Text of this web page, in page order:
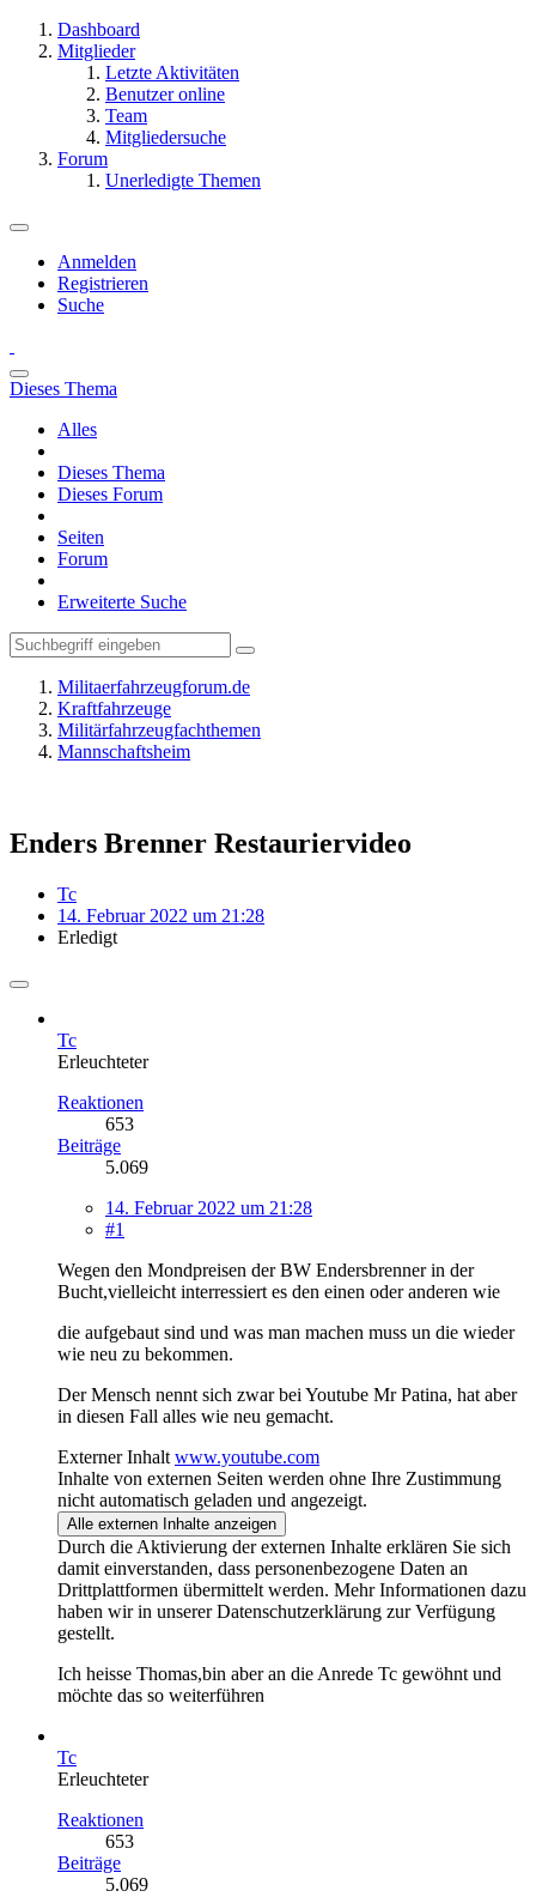
Dashboard
Mitglieder
Letzte Aktivitäten
Benutzer online
Team
Mitgliedersuche
Forum
Unerledigte Themen
Anmelden
Registrieren
Suche
Dieses Thema
Alles
Dieses Thema
Dieses Forum
Seiten
Forum
Erweiterte Suche
Militaerfahrzeugforum.de
Kraftfahrzeuge
Militärfahrzeugfachthemen
Mannschaftsheim
Enders Brenner Restauriervideo
Tc
14. Februar 2022 um 21:28
Erledigt
Tc
Erleuchteter
Reaktionen
653
Beiträge
5.069
14. Februar 2022 um 21:28
#1
Wegen den Mondpreisen der BW Endersbrenner in der
Bucht,vielleicht interressiert es den einen oder anderen wie
die aufgebaut sind und was man machen muss un die wieder
wie neu zu bekommen.
Der Mensch nennt sich zwar bei Youtube Mr Patina, hat aber
in diesen Fall alles wie neu gemacht.
Externer Inhalt www.youtube.com
Inhalte von externen Seiten werden ohne Ihre Zustimmung
nicht automatisch geladen und angezeigt.
Alle externen Inhalte anzeigen
Durch die Aktivierung der externen Inhalte erklären Sie sich
damit einverstanden, dass personenbezogene Daten an
Drittplattformen übermittelt werden. Mehr Informationen dazu
haben wir in unserer Datenschutzerklärung zur Verfügung
gestellt.
Ich heisse Thomas,bin aber an die Anrede Tc gewöhnt und
möchte das so weiterführen
Tc
Erleuchteter
Reaktionen
653
Beiträge
5.069